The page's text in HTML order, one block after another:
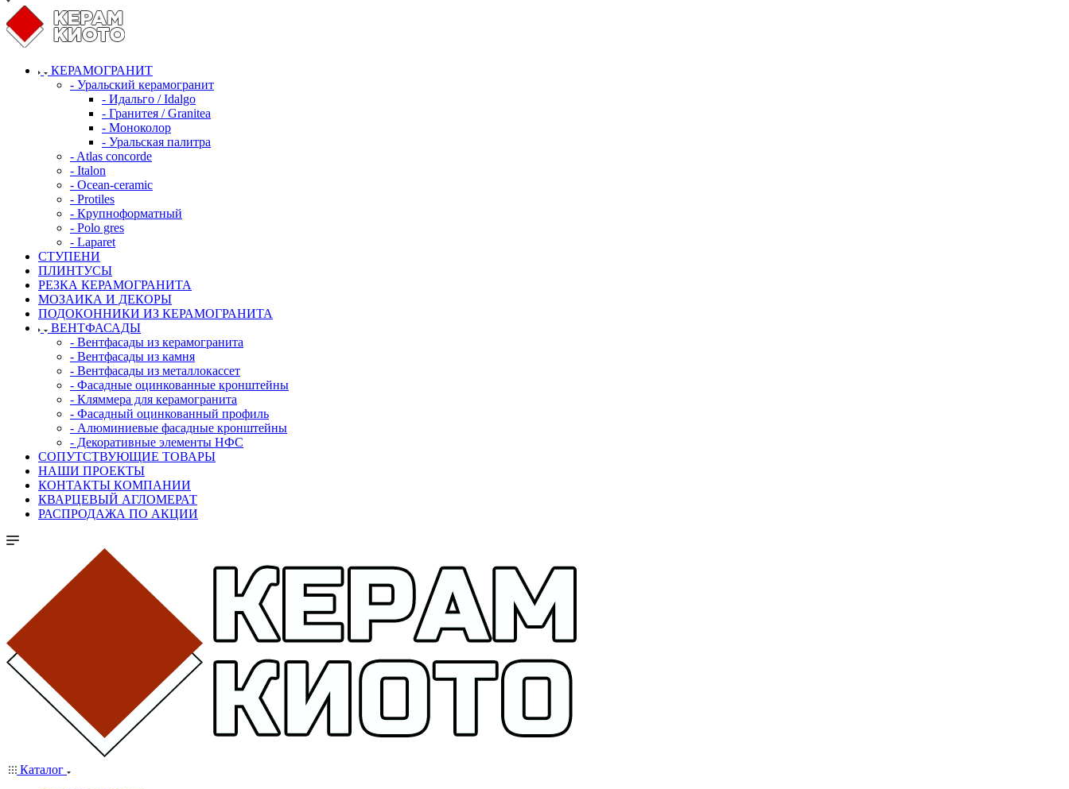
КЕРАМОГРАНИТ
- Уральский керамогранит
- Идальго / Idalgo
- Гранитея / Granitea
- Моноколор
- Уральская палитра
- Atlas concorde
- Italon
- Ocean-ceramic
- Protiles
- Крупноформатный
- Polo gres
- Laparet
СТУПЕНИ
ПЛИНТУСЫ
РЕЗКА КЕРАМОГРАНИТА
МОЗАИКА И ДЕКОРЫ
ПОДОКОННИКИ ИЗ КЕРАМОГРАНИТА
ВЕНТФАСАДЫ
- Вентфасады из керамогранита
- Вентфасады из камня
- Вентфасады из металлокассет
- Фасадные оцинкованные кронштейны
- Кляммера для керамогранита
- Фасадный оцинкованный профиль
- Алюминиевые фасадные кронштейны
- Декоративные элементы НФС
СОПУТСТВУЮЩИЕ ТОВАРЫ
НАШИ ПРОЕКТЫ
КОНТАКТЫ КОМПАНИИ
КВАРЦЕВЫЙ АГЛОМЕРАТ
РАСПРОДАЖА ПО АКЦИИ
Каталог